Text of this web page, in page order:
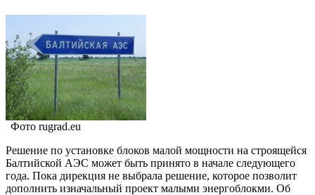
Фото rugrad.eu
Решение по установке блоков малой мощности на строящейся
Балтийской АЭС может быть принято в начале следующего
года. Пока дирекция не выбрала решение, которое позволит
дополнить изначальный проект малыми энергоблокми. Об